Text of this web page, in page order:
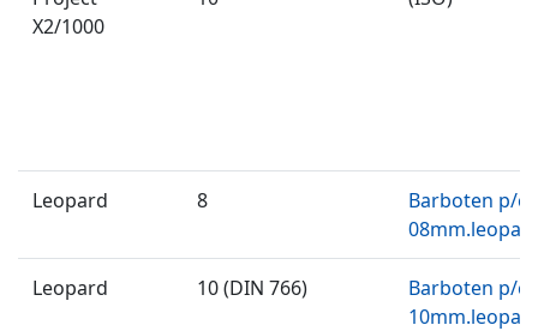
X2/1000
Leopard 8
Barboten p/
Leopard 10 (DIN 766)
Barboten p/